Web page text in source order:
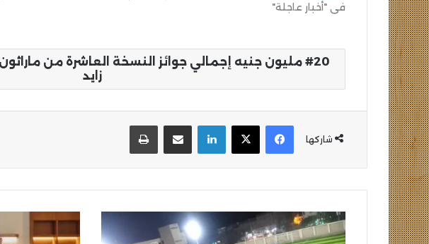
في "أخبار عاجلة"
20 مليون جنيه إجمالي جوائز النسخة العاشرة من
زايد
شاركها
فيسبوك
‫X لينكدإن مشاركة عبر البريد طباعة
تطوير
ملعب
إبراهيم
مدكور